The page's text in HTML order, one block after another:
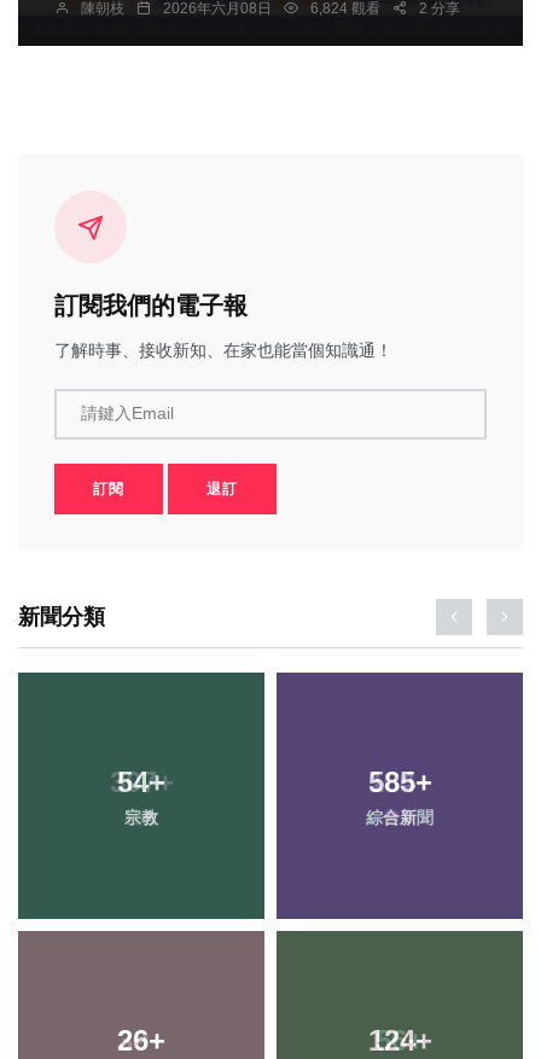
陳朝枝 2026年六月08日 6,824 觀看 2 分享
訂閱我們的電子報
了解時事、接收新知、在家也能當個知識通！
請鍵入Email
訂閱 退訂
新聞分類
54+
宗教
585+
綜合新聞
26+ 124+